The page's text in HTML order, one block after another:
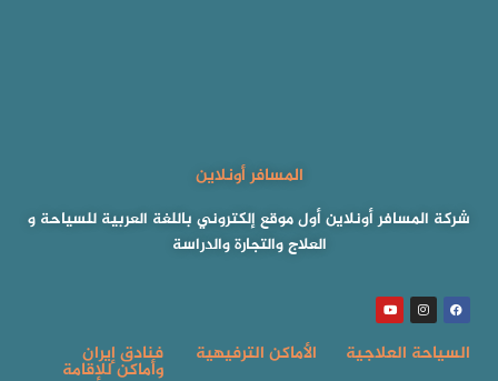
المسافر أونلاين
شركة المسافر أونلاين أول موقع إلكتروني باللغة العربية للسياحة و
العلاج والتجارة والدراسة
السياحة العلاجية الأماكن الترفيهية فنادق إيران
وأماكن للإقامة